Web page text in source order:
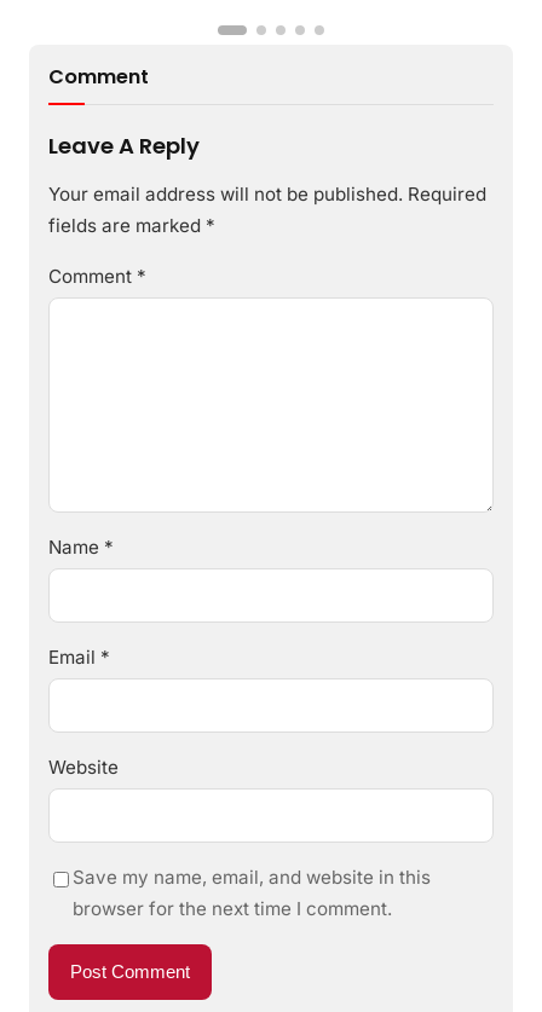
Comment
Leave A Reply
Your email address will not be published. Required
fields are marked *
Comment *
Name *
Email *
Website
Save my name, email, and website in this
browser for the next time I comment.